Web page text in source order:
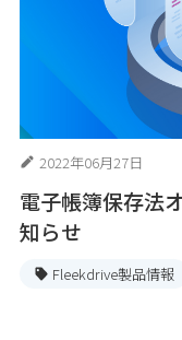
2022年06月27日
電子帳簿保存法
知らせ
Fleekdrive製品情報